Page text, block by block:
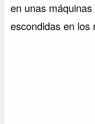
en unas
escondidas en los